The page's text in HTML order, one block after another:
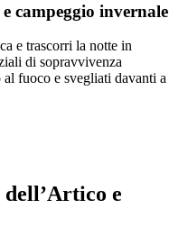
campeggio invernale
e trascorri la notte in
di sopravvivenza
fuoco e svegliati davanti a
e